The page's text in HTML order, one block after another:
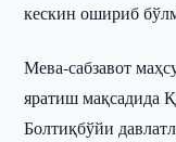
кескин ошириб
Мева-сабзавот
яратиш мақсадида
Болтиқбўйи